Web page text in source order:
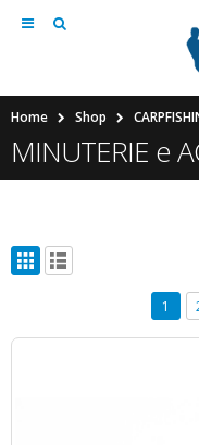
Home Shop
MINUTERIE e
1